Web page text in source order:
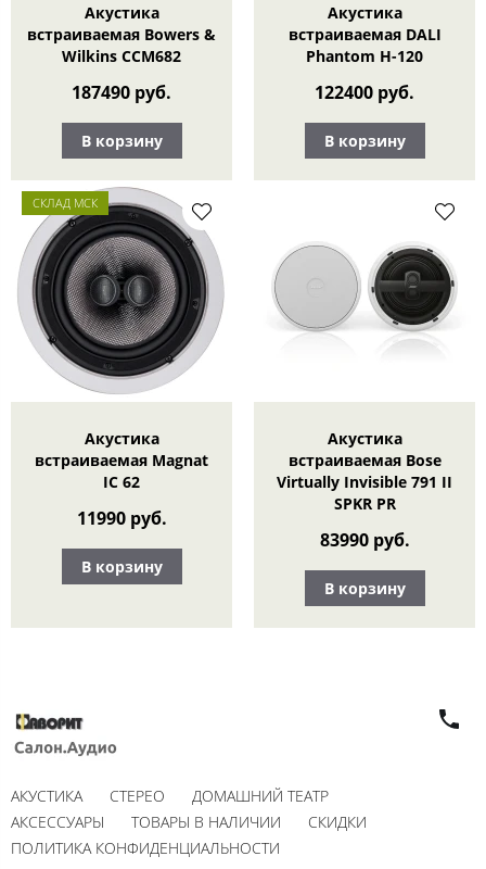
Акустика
встраиваемая Bowers &
Wilkins CCM682
187490 руб.
В корзину
Акустика
встраиваемая DALI
Phantom H-120
122400 руб.
В корзину
СКЛАД МСК
Акустика
встраиваемая Magnat
IC 62
11990 руб.
В корзину
Акустика
встраиваемая Bose
Virtually Invisible 791 II
SPKR PR
83990 руб.
В корзину
АКУСТИКА СТЕРЕО
ДОМАШНИЙ ТЕАТР
АКСЕССУАРЫ
ТОВАРЫ В НАЛИЧИИ
СКИДКИ
ПОЛИТИКА КОНФИДЕНЦИАЛЬНОСТИ